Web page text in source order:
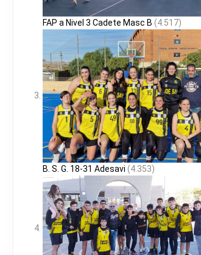
FAP a Nivel 3 Cadete Masc B (4.517)
B. S. G. 18-31 Adesavi (4.353)